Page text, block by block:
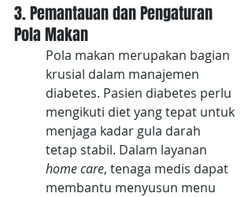
3. Pemantauan dan Pengaturan
Pola Makan
Pola makan merupakan bagian
krusial dalam manajemen
diabetes. Pasien diabetes perlu
mengikuti diet yang tepat untuk
menjaga kadar gula darah
tetap stabil. Dalam layanan
home care, tenaga medis dapat
membantu menyusun menu